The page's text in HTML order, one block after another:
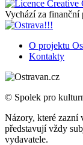
Vychází za finanční
O projektu
Kontakty
© Spolek pro
Názory, které zazní
představují vždy
vydavatele.